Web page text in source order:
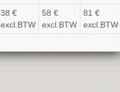
38 €
excl.BTW
58 €
excl.BTW
81 €
excl.BTW